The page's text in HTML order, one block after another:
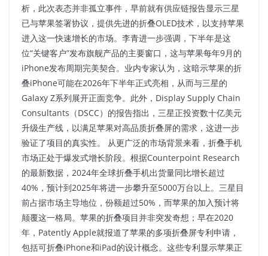
析，此次表态并非孤立事件，早前就有供应链报告显示三星
已与苹果签署协议，提供先进的折叠OLED技术，以支持苹果
进入这一快速增长的市场。李青进一步强调，下半年是这
位“关键客户”发布旗舰产品的主要窗口，这与苹果每年9月的
iPhone发布周期完美契合。业内专家认为，这暗示苹果的折
叠iPhone可能在2026年下半年正式亮相，从而与三星的
Galaxy Z系列展开正面竞争。此外，Display Supply Chain
Consultants（DSCC）的报告指出，三星正投资数十亿美元
升级生产线，以满足苹果对高品质折叠屏的需求，这进一步
验证了项目的真实性。 从更广泛的市场背景来看，折叠手机
市场正处于爆发式增长阶段。根据Counterpoint Research
的最新数据，2024年全球折叠手机出货量同比增长超过
40%，预计到2025年将进一步攀升至5000万台以上。三星目
前占据市场主导地位，份额超过50%，而苹果的加入预计将
颠覆这一格局。苹果的折叠项目并非突发奇想；早在2020
年，Patently Apple就报道了苹果的多项折叠屏专利申请，
包括可折叠iPhone和iPad的设计概念。这些专利显示苹果正